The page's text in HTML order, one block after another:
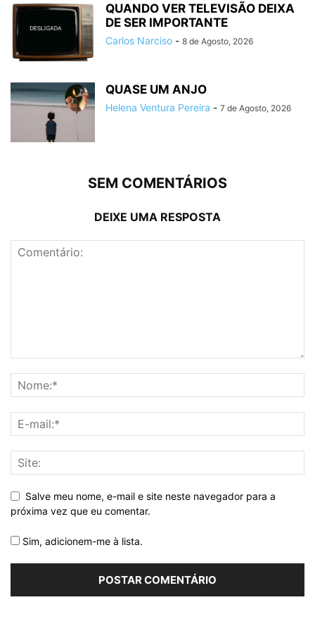
QUANDO VER TELEVISÃO DEIXA
DE SER IMPORTANTE
Carlos Narciso - 8 de Agosto, 2026
QUASE UM ANJO
Helena Ventura Pereira - 7 de Agosto, 2026
SEM COMENTÁRIOS
DEIXE UMA RESPOSTA
Salve meu nome, e-mail e site neste navegador para a
próxima vez que eu comentar.
Sim, adicionem-me à lista.